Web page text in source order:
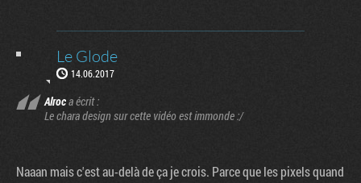
Le Glode
14.06.2017
Alroca écrit :
Le chara design sur cette vidéo est immonde :/
Naaan mais c'est au-delà de ça je crois. Parce que les pixels quand